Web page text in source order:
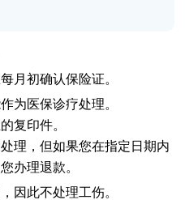
月初确认保险证。
为医保诊疗处理。
复印件。
理，但如果您在指定日期内
办理退款。
因此不处理工伤。